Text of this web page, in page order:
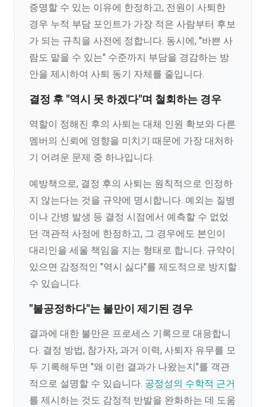
증명할 수 있는 이유에 한정하고, 전원이 사퇴한
경우 누적 부담 포인트가 가장 적은 사람부터 후보
가 되는 규칙을 사전에 정합니다. 동시에, "바쁜 사
람도 맡을 수 있는" 수준까지 부담을 경감하는 방
안을 제시하여 사퇴 동기 자체를 줄입니다.
결정 후 "역시 못 하겠다"며 철회하는 경우
역할이 정해진 후의 사퇴는 대체 인원 확보와 다른
멤버의 신뢰에 영향을 미치기 때문에 가장 대처하
기 어려운 문제 중 하나입니다.
예방책으로, 결정 후의 사퇴는 원칙적으로 인정하
지 않는다는 것을 규약에 명시합니다. 예외는 질병
이나 간병 발생 등 결정 시점에서 예측할 수 없었
던 객관적 사정에 한정하고, 그 경우에도 본인이
대리인을 세울 책임을 지는 형태로 합니다. 규약이
있으면 감정적인 "역시 싫다"를 제도적으로 방지할
수 있습니다.
"불공정하다"는 불만이 제기된 경우
결과에 대한 불만은 프로세스 기록으로 대응합니
다. 결정 방법, 참가자, 과거 이력, 사퇴자 유무를 모
두 기록해두면 "왜 이런 결과가 나왔는지"를 객관
적으로 설명할 수 있습니다. 공정성의 수학적 근거
를 제시하는 것도 감정적 반발을 완화하는 데 도움